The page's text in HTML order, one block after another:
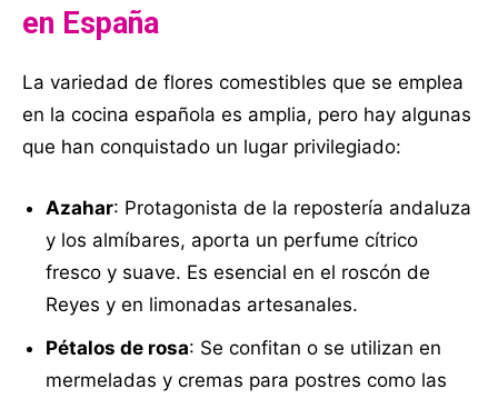
en España
La variedad de flores comestibles que se emplea
en la cocina española es amplia, pero hay algunas
que han conquistado un lugar privilegiado:
Azahar: Protagonista de la repostería andaluza
y los almíbares, aporta un perfume cítrico
fresco y suave. Es esencial en el roscón de
Reyes y en limonadas artesanales.
Pétalos de rosa: Se confitan o se utilizan en
mermeladas y cremas para postres como las